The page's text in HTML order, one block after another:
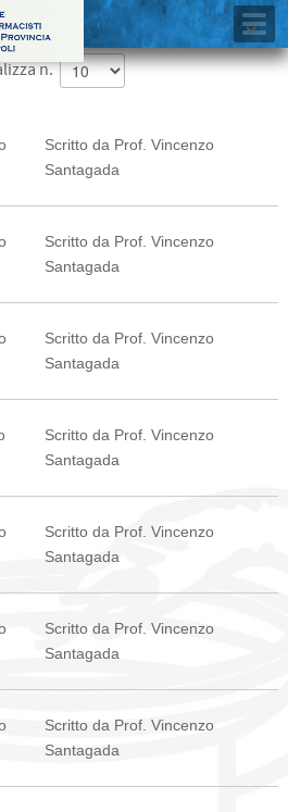
n.
Scritto da Prof. Vincenzo
Santagada
Scritto da Prof. Vincenzo
Santagada
Scritto da Prof. Vincenzo
Santagada
Scritto da Prof. Vincenzo
Santagada
Scritto da Prof. Vincenzo
Santagada
Scritto da Prof. Vincenzo
Santagada
Scritto da Prof. Vincenzo
Santagada